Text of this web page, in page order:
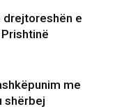
drejtoreshën e
me
shërbej